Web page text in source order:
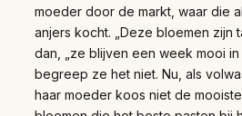
moeder door de markt, waar die
anjers kocht. „Deze bloemen zijn
dan, „ze blijven een week mooi
begreep ze het niet. Nu, als
haar moeder koos niet de